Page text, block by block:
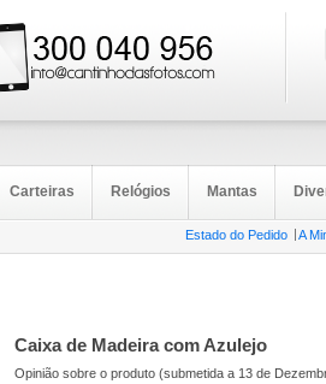
Carteiras Relógios Mantas
Estado do Pedido A
Caixa de Madeira com Azulejo
Opinião sobre o produto (submetida a 13 de